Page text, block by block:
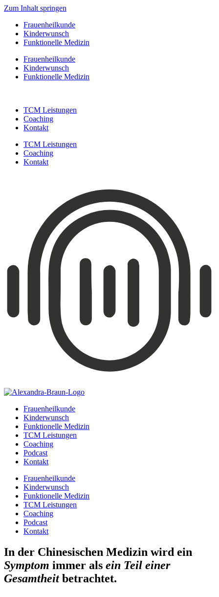
Zum Inhalt springen
Frauenheilkunde
Kinderwunsch
Funktionelle Medizin
Frauenheilkunde
Kinderwunsch
Funktionelle Medizin
TCM Leistungen
Coaching
Kontakt
TCM Leistungen
Coaching
Kontakt
Frauenheilkunde
Kinderwunsch
Funktionelle Medizin
TCM Leistungen
Coaching
Podcast
Kontakt
Frauenheilkunde
Kinderwunsch
Funktionelle Medizin
TCM Leistungen
Coaching
Podcast
Kontakt
In der Chinesischen Medizin wird ein
Symptom immer als ein Teil einer
Gesamtheitbetrachtet.